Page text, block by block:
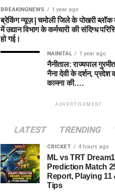
BREAKINGNEWS 1 year ago
ब्रेकिंग न्यूज़ | चमोली जिले के पोखरी ब्लॉक
में उद्यान विभाग के कर्मचारी की संदिग्ध
हो गई।
NAINITAL 1 year ago
नैनीताल: राज्यपाल
नैना देवी के दर्शन, प्रदेश
कामना की….
ADVERTISEMENT
LATEST TRENDING
CRICKET 4 hours ago
ML vs TRT
Prediction Match
Report, Playing 11
Tips